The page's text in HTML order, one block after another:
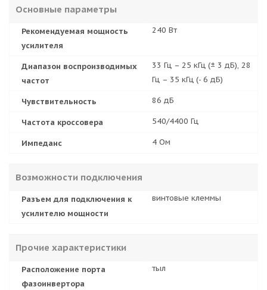
Основные параметры
Рекомендуемая мощность
усилителя
240 Вт
Диапазон воспроизводимых
частот
33 Гц – 25 кГц (± 3 дБ), 28
Гц – 35 кГц (- 6 дБ)
Чувствительность 86 дБ
Частота кроссовера 540/4400 Гц
Импеданс 4 Ом
Возможности подключения
Разъем для подключения к
усилителю мощности
винтовые клеммы
Прочие характеристики
Расположение порта
фазоинвертора
тыл